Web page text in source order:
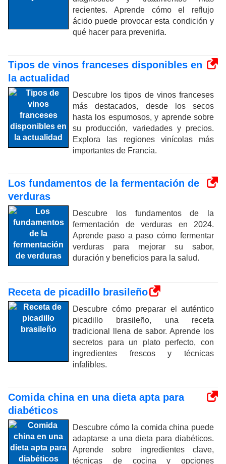
recientes. Aprende cómo el reflujo
ácido puede provocar esta condición y
qué hacer para prevenirla.
Tipos de vinos franceses disponibles en
la actualidad
Descubre los tipos de vinos franceses
más destacados, desde los secos
hasta los espumosos, y aprende sobre
su producción, variedades y precios.
Explora las regiones vinícolas más
importantes de Francia.
Los fundamentos de la fermentación de
verduras
Descubre los fundamentos de la
fermentación de verduras en 2024.
Aprende paso a paso cómo fermentar
verduras para mejorar su sabor,
duración y beneficios para la salud.
Receta de picadillo brasileño
Descubre cómo preparar el auténtico
picadillo brasileño, una receta
tradicional llena de sabor. Aprende los
secretos para un plato perfecto, con
ingredientes frescos y técnicas
infalibles.
Comida china en una dieta apta para
diabéticos
Descubre cómo la comida china puede
adaptarse a una dieta para diabéticos.
Aprende sobre ingredientes clave,
técnicas de cocina y opciones